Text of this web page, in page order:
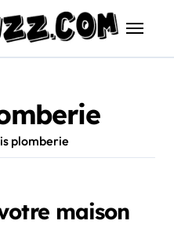
plomberie
maison